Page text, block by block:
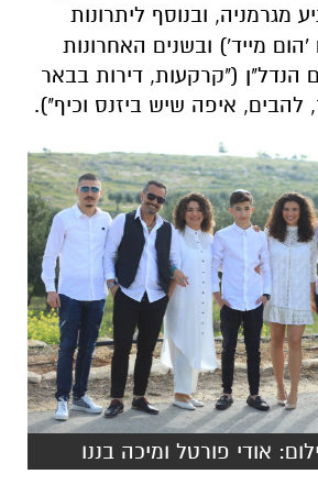
מגרמניה, ובנוסף ליתרונות
מייד') ובשנים האחרונות
("קרקעות, דירות בבאר
איפה שיש ביזנס וכיף").
אודי פורטל ומיכה בננו